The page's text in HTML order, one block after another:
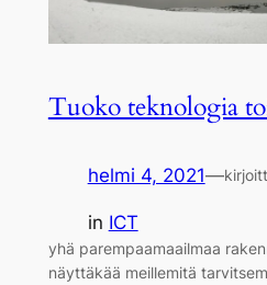
Tuoko teknologia
helmi 4, 2021—
in ICT
yhä parempaamaailmaa
näyttäkää meillemitä